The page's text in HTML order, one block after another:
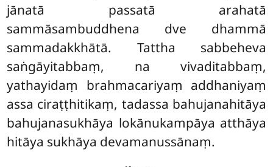
jānatā passatā arahatā
sammāsambuddhena dve dhammā
sammadakkhātā. Tattha sabbeheva
saṅgāyitabbaṃ, na vivaditabbaṃ,
yathayidaṃ brahmacariyaṃ addhaniyaṃ
assa ciraṭṭhitikaṃ, tadassa bahujanahitāya
bahujanasukhāya lokānukampāya atthāya
hitāya sukhāya devamanussānaṃ.